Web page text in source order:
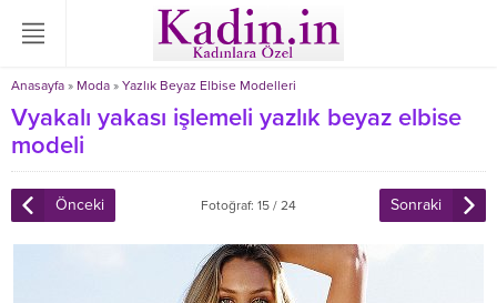
Anasayfa » Moda » Yazlık Beyaz Elbise Modelleri
Vyakalı yakası işlemeli yazlık beyaz elbise
modeli
Önceki Fotoğraf: 15 / 24 Sonraki